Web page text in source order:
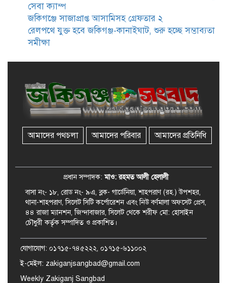
ভাতা পেতে টাকা লাগে না, জকিগঞ্জে
সমাজসেবা কর্মকর্তার গুরুত্বপূর্ণ বার্তা
জকিগঞ্জে সুরমা নদীর বালুমহালে
মোবাইল কোর্ট পরিচালনা করলেন
ইউএনও: সরেজমিনে অভিযোগের
সত্যতা মেলেনি
একজন গ্রেপ্তার
সেবা ক্যাম্প
জকিগঞ্জে সাজাপ্রাপ্ত আসামিসহ গ্রেফতার ২
রেলপথে যুক্ত হবে জকিগঞ্জ-কানাইঘাট, শুরু হচ্ছে সম্ভাব্যতা
সমীক্ষা
আমাদের পথচলা আমাদের পরিবার আমাদের প্রতিনিধি
প্রধান সম্পাদক:মাও: রহমত আলী হেলালী
বাসা নং- ১৮, রোড নং- ৯এ, ব্লক- গার্ডেনিয়া, শাহপরাণ (রহ.) উপশহর,
থানা-শাহপরাণ, সিলেট সিটি কর্পোরেশন এবং নিউ বর্ণমালা অফসেট প্রেস,
৪৪ রাজা ম্যানশন, জিন্দাবাজার, সিলেট থেকে শরীফ মো: হোসাইন
চৌধুরী কর্তৃক সম্পাদিত ও প্রকাশিত।
যোগাযোগ: ০১৭১৫-৭৪৫২২২, ০১৭১৫-৬১১০০২
ই-মেইল: zakiganjsangbad@gmail.com
Weekly Zakiganj Sangbad